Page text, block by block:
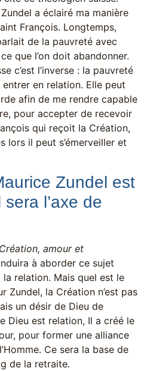
a éclairé ma manière
François. Longtemps,
de la pauvreté avec
que l’on doit abandonner.
c’est l’inverse : la pauvreté
entrer en relation. Elle peut
afin de me rendre capable
pour accepter de recevoir
qui reçoit la Création,
lors il peut s’émerveiller et
Zundel est
l’axe de
Création, amour et
à aborder ce sujet
la relation. Mais quel est le
Zundel, la Création n’est pas
un désir de Dieu de
Dieu est relation, Il a créé le
pour former une alliance
Ce sera la base de
de la retraite.